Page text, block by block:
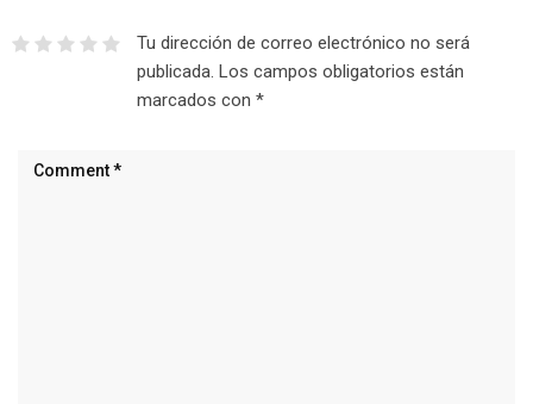
Tu dirección de correo electrónico no será
publicada. Los campos obligatorios están
marcados con *